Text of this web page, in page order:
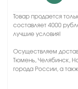
Товар продается
составляет 4000
лучшие условия!
Осуществляем
Тюмень, Челябинск,
города России, а